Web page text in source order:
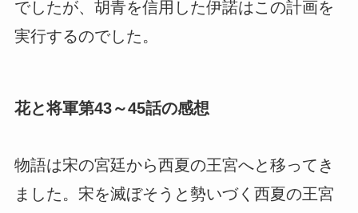
でしたが、胡青を信用した伊諾はこの計画を
実行するのでした。
花と将軍第43～45話の感想
物語は宋の宮廷から西夏の王宮へと移ってき
ました。宋を滅ぼそうと勢いづく西夏の王宮